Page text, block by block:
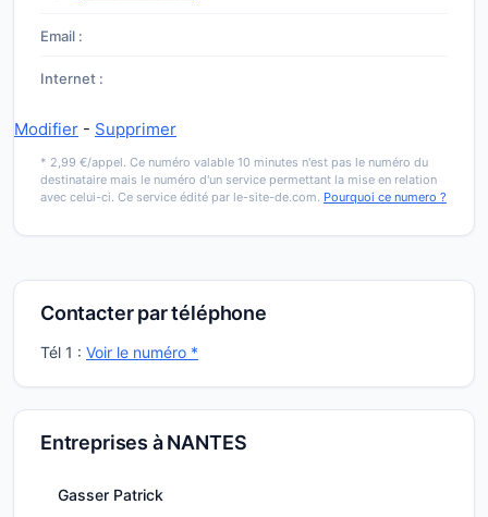
Email :
Internet :
Modifier - Supprimer
* 2,99 €/appel. Ce numéro valable 10 minutes n'est pas le numéro du
destinataire mais le numéro d'un service permettant la mise en relation
avec celui-ci. Ce service édité par le-site-de.com. Pourquoi ce numero ?
Contacter par téléphone
Tél 1 : Voir le numéro *
Entreprises à NANTES
Gasser Patrick